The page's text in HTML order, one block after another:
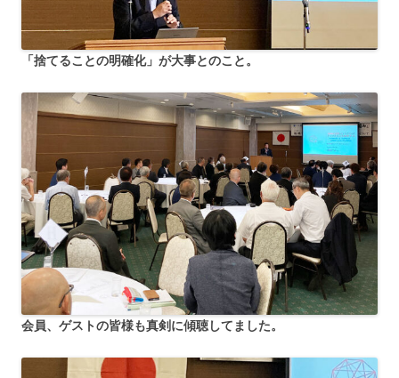
「捨てることの明確化」が大事とのこと。
会員、ゲストの皆様も真剣に傾聴してました。